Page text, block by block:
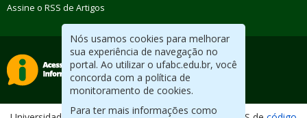
Nós usamos cookies para melhorar
sua experiência de navegação no
portal. Ao utilizar o ufabc.edu.br, você
concorda com a política de
monitoramento de cookies.
Para ter mais informações como
Assine o RSS de Artigos